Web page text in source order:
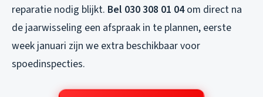
reparatie nodig blijkt. Bel 030 308 01 04om direct na
de jaarwisseling een afspraak in te plannen, eerste
week januari zijn we extra beschikbaar voor
spoedinspecties.